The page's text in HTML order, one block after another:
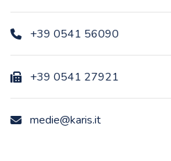
+39 0541 56090
+39 0541 27921
medie@karis.it